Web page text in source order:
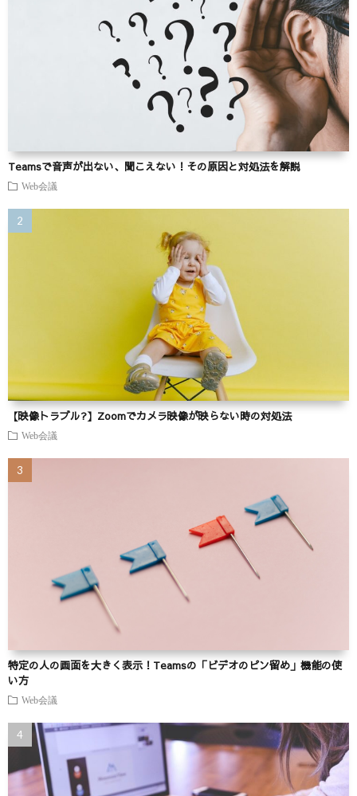
Teamsで音声が出ない、聞こえない！その原因と対処法を解説
Web会議
【映像トラブル?】Zoomでカメラ映像が映らない時の対処法
Web会議
特定の人の画面を大きく表示！Teamsの「ビデオのピン留め」機能の使
い方
Web会議